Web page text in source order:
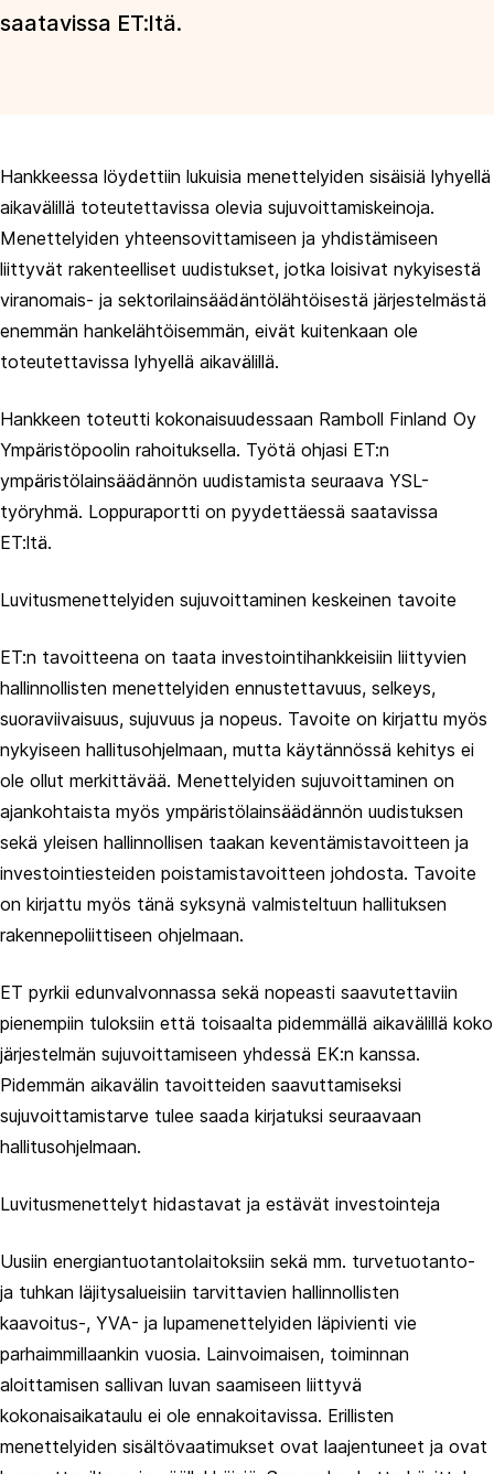
saatavissa ET:ltä.
Hankkeessa löydettiin lukuisia menettelyiden sisäisiä lyhyellä
aikavälillä toteutettavissa olevia sujuvoittamiskeinoja.
Menettelyiden yhteensovittamiseen ja yhdistämiseen
liittyvät rakenteelliset uudistukset, jotka loisivat nykyisestä
viranomais- ja sektorilainsäädäntölähtöisestä järjestelmästä
enemmän hankelähtöisemmän, eivät kuitenkaan ole
toteutettavissa lyhyellä aikavälillä.
Hankkeen toteutti kokonaisuudessaan Ramboll Finland Oy
Ympäristöpoolin rahoituksella. Työtä ohjasi ET:n
ympäristölainsäädännön uudistamista seuraava YSL-
työryhmä. Loppuraportti on pyydettäessä saatavissa
ET:ltä.
Luvitusmenettelyiden sujuvoittaminen keskeinen tavoite
ET:n tavoitteena on taata investointihankkeisiin liittyvien
hallinnollisten menettelyiden ennustettavuus, selkeys,
suoraviivaisuus, sujuvuus ja nopeus. Tavoite on kirjattu myös
nykyiseen hallitusohjelmaan, mutta käytännössä kehitys ei
ole ollut merkittävää. Menettelyiden sujuvoittaminen on
ajankohtaista myös ympäristölainsäädännön uudistuksen
sekä yleisen hallinnollisen taakan keventämistavoitteen ja
investointiesteiden poistamistavoitteen johdosta. Tavoite
on kirjattu myös tänä syksynä valmisteltuun hallituksen
rakennepoliittiseen ohjelmaan.
ET pyrkii edunvalvonnassa sekä nopeasti saavutettaviin
pienempiin tuloksiin että toisaalta pidemmällä aikavälillä koko
järjestelmän sujuvoittamiseen yhdessä EK:n kanssa.
Pidemmän aikavälin tavoitteiden saavuttamiseksi
sujuvoittamistarve tulee saada kirjatuksi seuraavaan
hallitusohjelmaan.
Luvitusmenettelyt hidastavat ja estävät investointeja
Uusiin energiantuotantolaitoksiin sekä mm. turvetuotanto-
ja tuhkan läjitysalueisiin tarvittavien hallinnollisten
kaavoitus-, YVA- ja lupamenettelyiden läpivienti vie
parhaimmillaankin vuosia. Lainvoimaisen, toiminnan
aloittamisen sallivan luvan saamiseen liittyvä
kokonaisaikataulu ei ole ennakoitavissa. Erillisten
menettelyiden sisältövaatimukset ovat laajentuneet ja ovat